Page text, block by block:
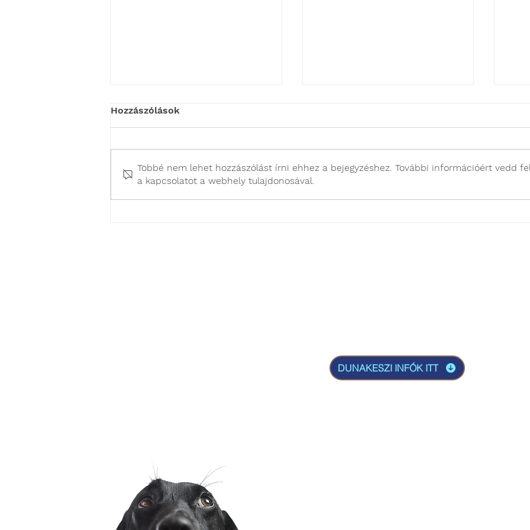
Miért válasszuk a
Laparoszkópos sebek -
Hozzászólások
Többé nem lehet hozzászólást írni ehhez a bejegyzéshez. További információért vedd fel
a kapcsolatot a webhely tulajdonosával.
DUNAKESZI INFÓK ITT